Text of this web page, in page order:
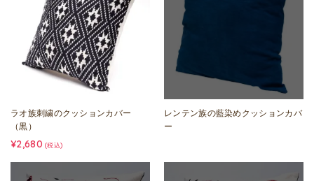
ラオ族刺繍のクッションカバー
（黒）
¥2,680 (税込)
レンテン族の藍染めクッションカバ
ー